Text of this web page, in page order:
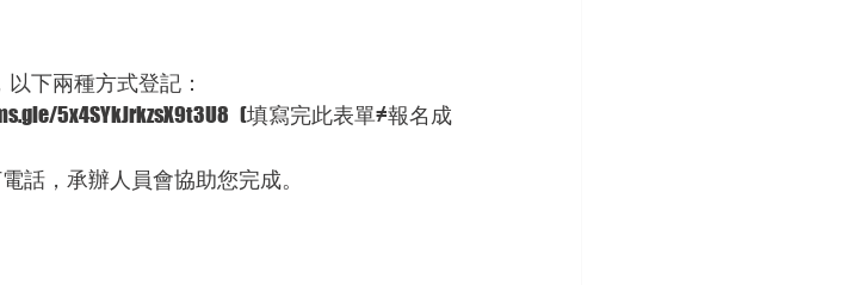
下兩種方式登記：
5x4SYkJrkzsX9t3U8   (填寫完此表單≠報名成
話，承辦人員會協助您完成。